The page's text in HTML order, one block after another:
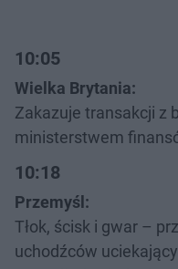
10:05
Wielka Brytania:
Zakazuje transakcji z
ministerstwem
10:18
Przemyśl:
Tłok, ścisk i gwar –
uchodźców